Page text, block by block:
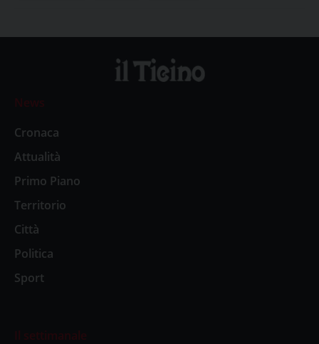
News
Cronaca
Attualità
Primo Piano
Territorio
Città
Politica
Sport
Il settimanale